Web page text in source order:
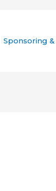
Sponsoring